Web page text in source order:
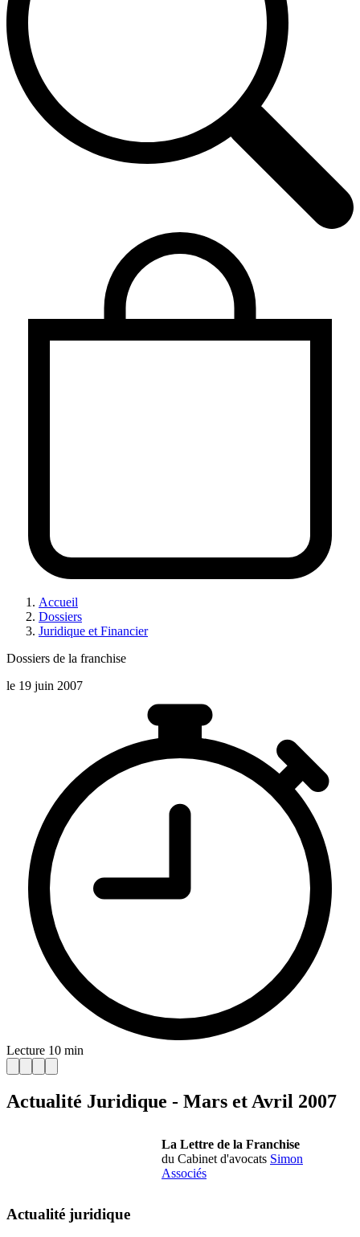
Accueil
Dossiers
Juridique et Financier
Dossiers de la franchise
le 19 juin 2007
Lecture 10 min
Actualité Juridique - Mars et Avril 2007
La Lettre de la Franchise
du Cabinet d'avocats Simon
Associés
Actualité juridique